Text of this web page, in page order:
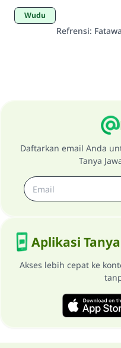
Wudu
Refrensi:
Daftarkan email Anda
Tanya
Aplikasi
Akses lebih cepat ke
"Siapa yang
meka dia akan
sama dengan